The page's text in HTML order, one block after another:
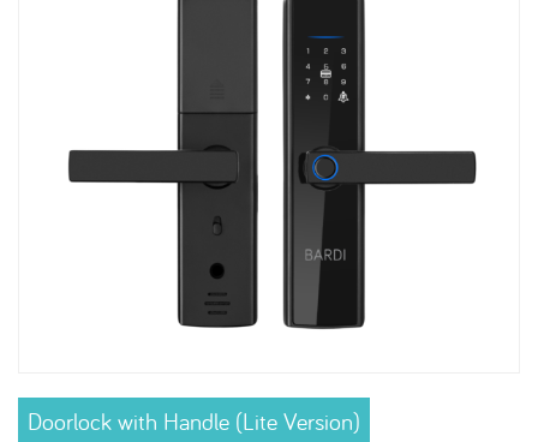
Doorlock with Handle (Lite Version)